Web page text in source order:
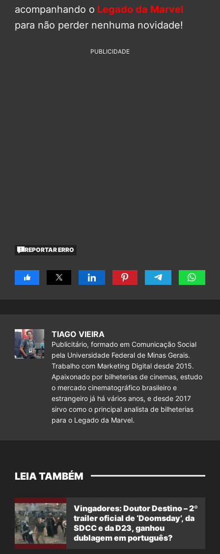
acompanhando o Legado da Marvel
para não perder nenhuma novidade!
PUBLICIDADE
REPORTAR ERRO
TIAGO VIEIRA
Publicitário, formado em Comunicação Social
pela Universidade Federal de Minas Gerais.
Trabalho com Marketing Digital desde 2015.
Apaixonado por bilheterias de cinemas, estudo
o mercado cinematográfico brasileiro e
estrangeiro já há vários anos, e desde 2017
sirvo como o principal analista de bilheterias
para o Legado da Marvel.
LEIA TAMBÉM
Vingadores: Doutor Destino – 2º
trailer oficial de ‘Doomsday’, da
SDCC e da D23, ganhou
dublagem em português?